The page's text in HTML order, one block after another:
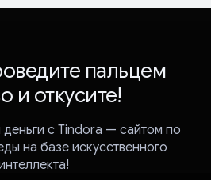
пальцем
и откусите!
с Tindora — сайтом по
на базе искусственного